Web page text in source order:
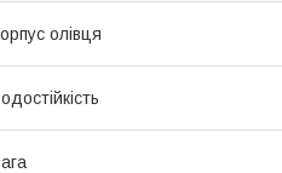
олівця